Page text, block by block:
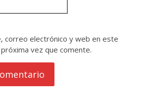
correo electrónico y web en este
vez que comente.